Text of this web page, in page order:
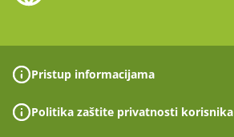
Pristup informacijama
Politika zaštite privatnosti korisnika